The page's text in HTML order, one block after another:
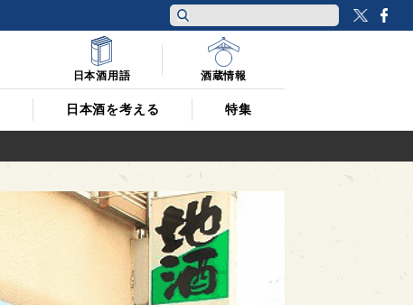
日本酒を考える 特集
日本酒用語 酒蔵情報